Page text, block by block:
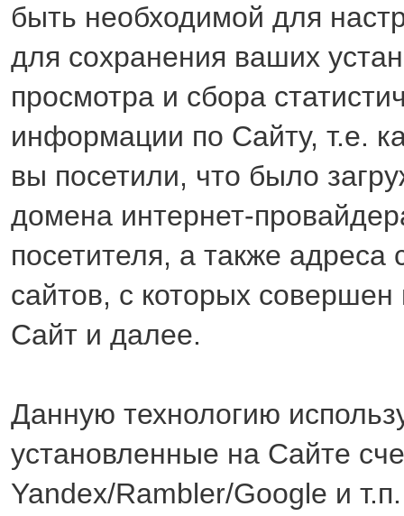
быть необходимой для
для сохранения ваших
просмотра и сбора
информации по Сайту, т.е.
вы посетили, что было
домена интернет-
посетителя, а также адреса
сайтов, с которых совершен
Сайт и далее.
Данную технологию
установленные на Сайте
Yandex/Rambler/Google и т.п.